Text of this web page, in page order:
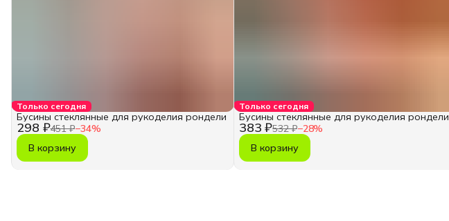
Только сегодня
298 ₽451 ₽−34%
Бусины стеклянные для рукоделия рондели
В корзину
Только сегодня
383 ₽532 ₽−28%
Бусины стеклянные для рукоделия рондели
В корзину